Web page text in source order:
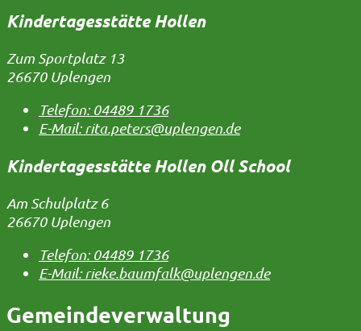
Kindertagesstätte Hollen
Zum Sportplatz 13
26670 Uplengen
Telefon:04489 1736
E-Mail:rita.peters@uplengen.de
Kindertagesstätte Hollen Oll School
Am Schulplatz 6
26670 Uplengen
Telefon:04489 1736
E-Mail:rieke.baumfalk@uplengen.de
Gemeindeverwaltung